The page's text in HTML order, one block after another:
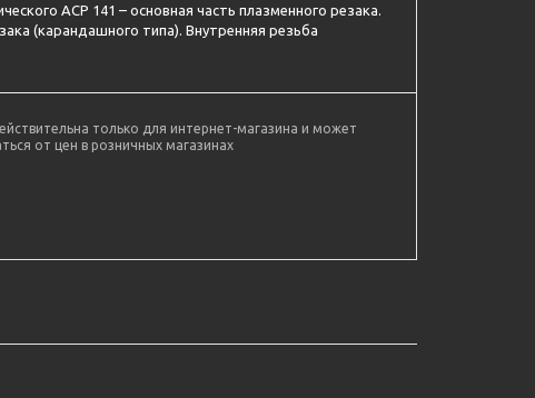
ACP 141 – основная часть плазменного резака.
(карандашного типа). Внутренняя резьба
только для интернет-магазина и может
от цен в розничных магазинах